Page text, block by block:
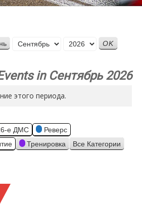
Месяц
in Сентябрь 2026
этого периода.
е ДМС
Реверс
Тренировка Все Категории